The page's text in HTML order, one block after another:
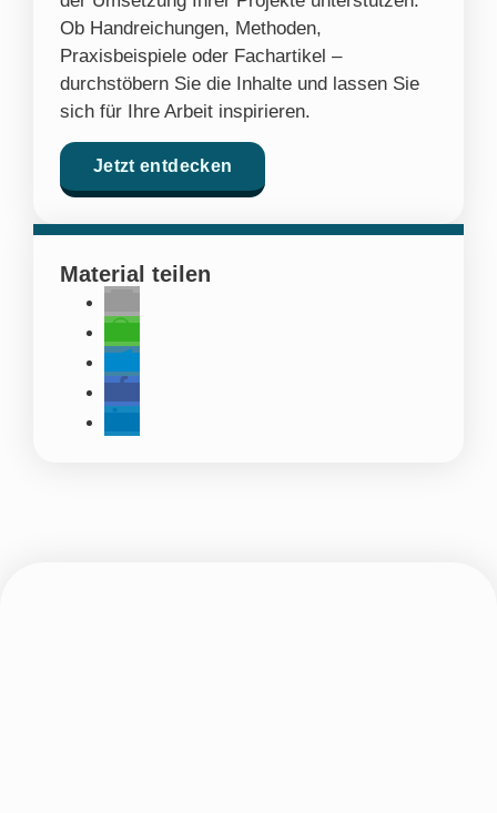
Ob Handreichungen, Methoden,
Praxisbeispiele oder Fachartikel –
durchstöbern Sie die Inhalte und lassen Sie
sich für Ihre Arbeit inspirieren.
Jetzt entdecken
Material teilen